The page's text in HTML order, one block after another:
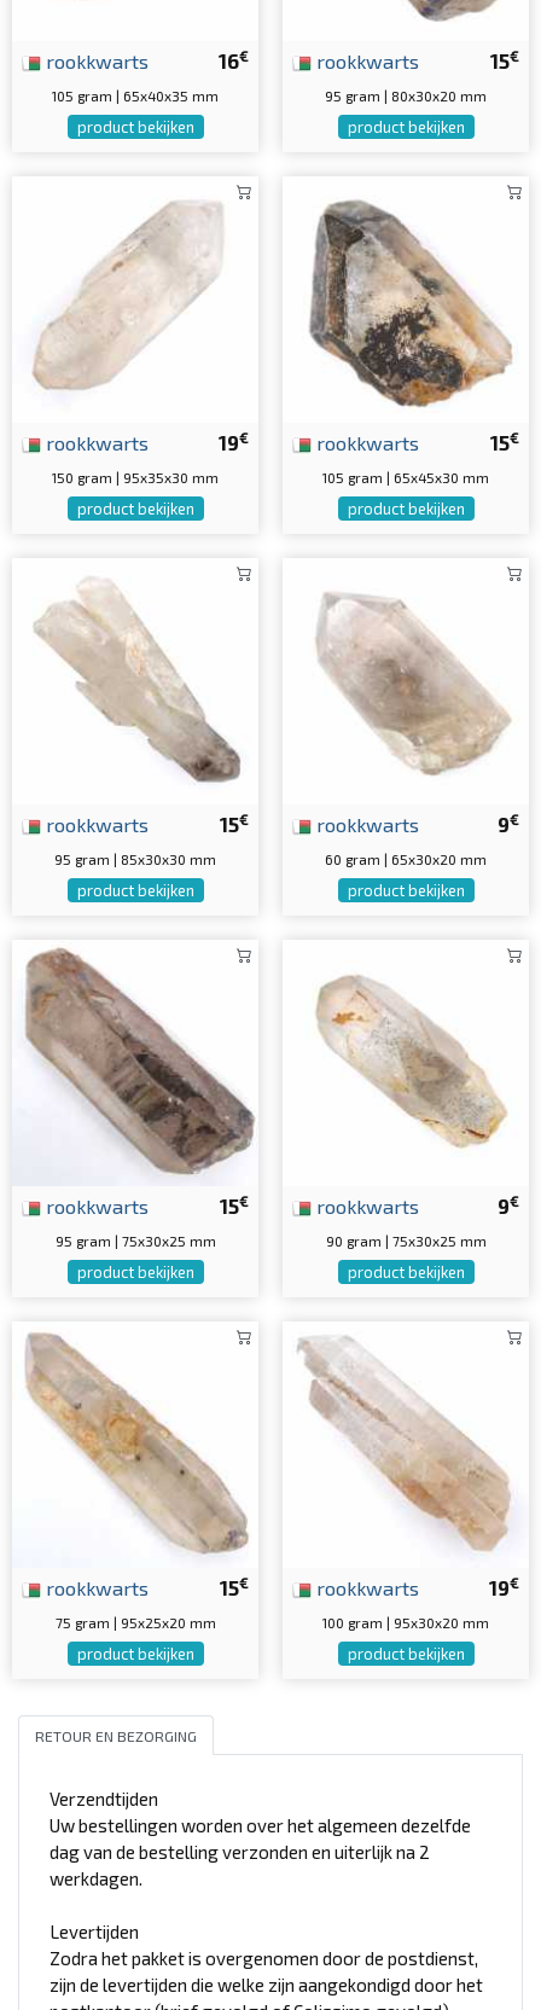
16€
rookkwarts
105 gram | 65x40x35 mm
product bekijken
15€
rookkwarts
95 gram | 80x30x20 mm
product bekijken
19€
rookkwarts
150 gram | 95x35x30 mm
product bekijken
15€
rookkwarts
105 gram | 65x45x30 mm
product bekijken
15€
rookkwarts
95 gram | 85x30x30 mm
product bekijken
9€
rookkwarts
60 gram | 65x30x20 mm
product bekijken
15€
rookkwarts
95 gram | 75x30x25 mm
product bekijken
9€
rookkwarts
90 gram | 75x30x25 mm
product bekijken
15€
rookkwarts
75 gram | 95x25x20 mm
product bekijken
19€
rookkwarts
100 gram | 95x30x20 mm
product bekijken
RETOUR EN BEZORGING
Verzendtijden
Uw bestellingen worden over het algemeen dezelfde
dag van de bestelling verzonden en uiterlijk na 2
werkdagen.
Levertijden
Zodra het pakket is overgenomen door de postdienst,
zijn de levertijden die welke zijn aangekondigd door het